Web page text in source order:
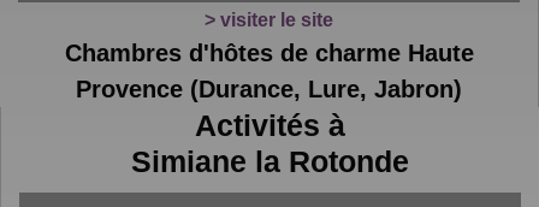
> visiter le site
Chambres d'hôtes de charme Haute
Provence (Durance, Lure, Jabron)
Activités à
Simiane la Rotonde